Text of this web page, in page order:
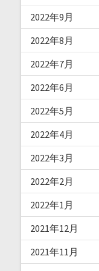
2022年9月
2022年8月
2022年7月
2022年6月
2022年5月
2022年4月
2022年3月
2022年2月
2022年1月
2021年12月
2021年11月